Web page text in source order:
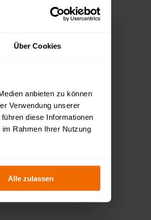
Über Cookies
anbieten zu können
Verwendung unserer
diese Informationen
Rahmen Ihrer Nutzung
Alle zulassen